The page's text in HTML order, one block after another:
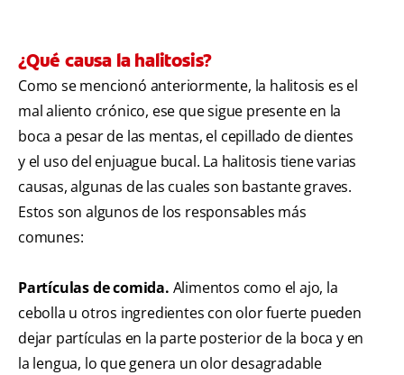
¿Qué causa la halitosis?
Como se mencionó anteriormente, la halitosis es el
mal aliento crónico, ese que sigue presente en la
boca a pesar de las mentas, el cepillado de dientes
y el uso del enjuague bucal. La halitosis tiene varias
causas, algunas de las cuales son bastante graves.
Estos son algunos de los responsables más
comunes:
Partículas de comida. Alimentos como el ajo, la
cebolla u otros ingredientes con olor fuerte pueden
dejar partículas en la parte posterior de la boca y en
la lengua, lo que genera un olor desagradable